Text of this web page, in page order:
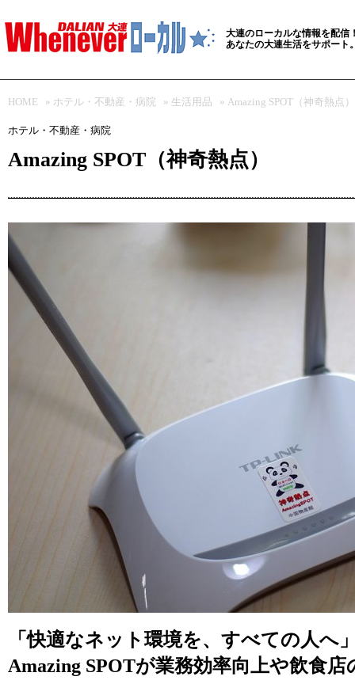
大連のローカルな情報を配信
あなたの大連生活をサポート
HOME » ホテル・不動産・病院 » 生活用品 » Amazing SPOT（神奇熱点）
ホテル・不動産・病院
Amazing SPOT（神奇熱点）
「快適なネット環境を、すべての人へ
Amazing SPOTが業務効率向上や飲食